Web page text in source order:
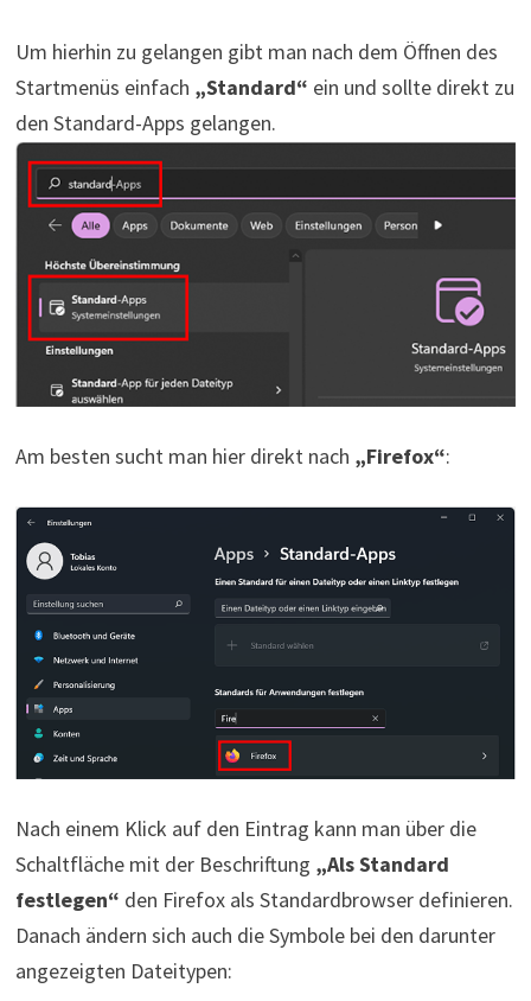
Um hierhin zu gelangen gibt man nach dem Öffnen des
Startmenüs einfach „Standard“ ein und sollte direkt zu
den Standard-Apps gelangen.
Am besten sucht man hier direkt nach „Firefox“:
Nach einem Klick auf den Eintrag kann man über die
Schaltfläche mit der Beschriftung „Als Standard
festlegen“ den Firefox als Standardbrowser definieren.
Danach ändern sich auch die Symbole bei den darunter
angezeigten Dateitypen: